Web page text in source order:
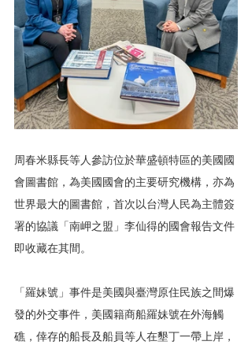
周春米縣長等人參訪位於華盛頓特區的美國國
會圖書館，為美國國會的主要研究機構，亦為
世界最大的圖書館，首次以台灣人民為主體簽
署的協議「南岬之盟」李仙得的國會報告文件
即收藏在其間。
「羅妹號」事件是美國與臺灣原住民族之間爆
發的外交事件，美國籍商船羅妹號在外海觸
礁，倖存的船長及船員等人在墾丁一帶上岸，